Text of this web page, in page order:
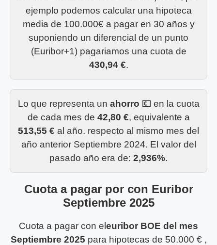
ejemplo podemos calcular una hipoteca
media de 100.000€ a pagar en 30 años y
suponiendo un diferencial de un punto
(Euribor+1) pagariamos una cuota de
430,94 €.
Lo que representa un ahorro 💶 en la cuota
de cada mes de 42,80 €, equivalente a
513,55 € al año. respecto al mismo mes del
año anterior Septiembre 2024. El valor del
pasado año era de: 2,936%.
Cuota a pagar por con Euribor
Septiembre 2025
Cuota a pagar con eleuribor BOE del mes
Septiembre 2025 para hipotecas de 50.000 € ,